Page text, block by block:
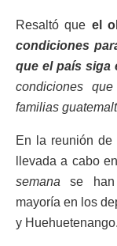
Resaltó que el
condiciones
que el país siga
condiciones
familias
En la reunión
llevada a cabo
semana se han
mayoría en los
y Huehuetenango.